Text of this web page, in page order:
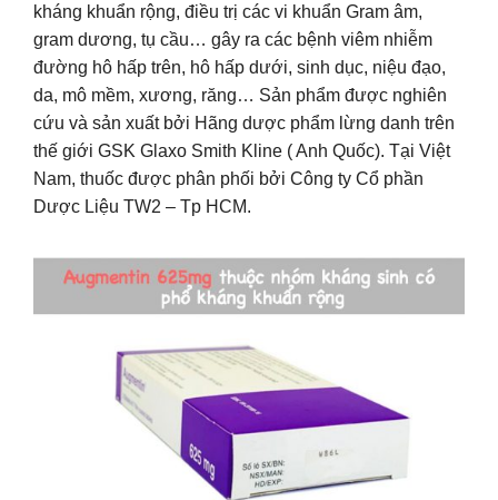
kháng khuẩn rộng, điều trị các vi khuẩn Gram âm,
gram dương, tụ cầu… gây ra các bệnh viêm nhiễm
đường hô hấp trên, hô hấp dưới, sinh dục, niệu đạo,
da, mô mềm, xương, răng… Sản phẩm được nghiên
cứu và sản xuất bởi Hãng dược phẩm lừng danh trên
thế giới GSK Glaxo Smith Kline ( Anh Quốc). Tại Việt
Nam, thuốc được phân phối bởi Công ty Cổ phần
Dược Liệu TW2 – Tp HCM.